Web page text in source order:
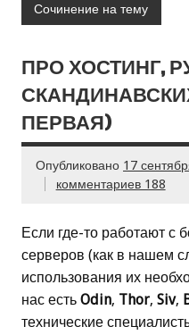
Сочинение на тему
ПРО ХОСТИНГ,
ПЕРВАЯ)
Опубликовано 17
комментариев 188
Если где-то работают с
серверов (как в нашем
использования их
нас есть Odin, Thor, Siv,
технические